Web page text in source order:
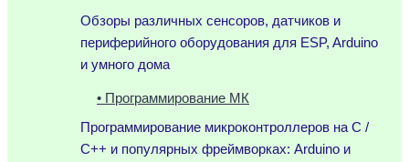
Обзоры различных сенсоров, датчиков и
периферийного оборудования для ESP, Arduino
и умного дома
• Программирование МК
Программирование микроконтроллеров на C /
C++ и популярных фреймворках: Arduino и